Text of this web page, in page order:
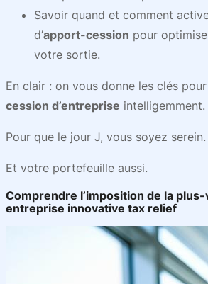
Savoir quand et comment
d’apport-cession pour
votre sortie.
En clair : on vous donne les clés
cession d’entreprise intelligemment.
Pour que le jour J, vous soyez serein.
Et votre portefeuille aussi.
Comprendre l’imposition de la
entreprise innovative tax relief